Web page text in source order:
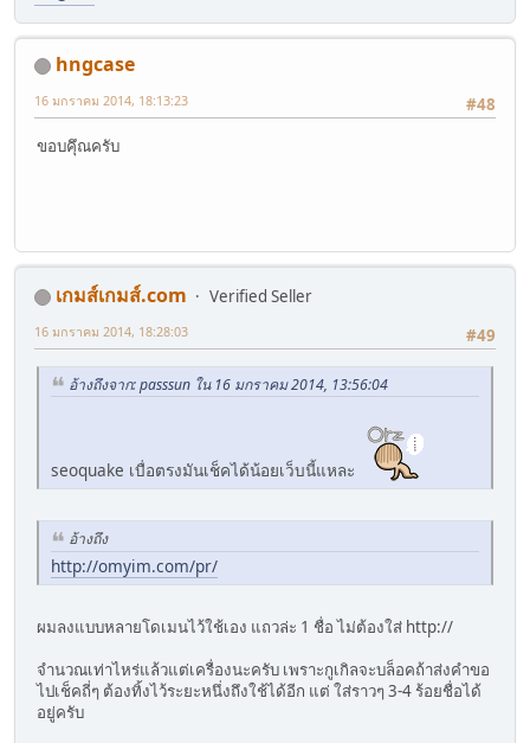
hngcase
#48
16 มกราคม 2014, 18:13:23
ขอบคุึณครับ
เกมส์เกมส์.com
Verified Seller
#49
16 มกราคม 2014, 18:28:03
อ้างถึงจาก: passsun ใน 16 มกราคม 2014, 13:56:04
seoquake เบื่อตรงมันเช็คได้น้อยเว็บนี้แหละ
อ้างถึง
http://omyim.com/pr/
ผมลงแบบหลายโดเมนไว้ใช้เอง แถวล่ะ 1 ชื่อ ไม่ต้องใส่ http://
จำนวณเท่าไหร่แล้วแต่เครื่องนะครับ เพราะกูเกิลจะบล็อคถ้าส่งคำขอ
ไปเช็คถี่ๆ ต้องทิ้งไว้ระยะหนึ่งถึงใช้ได้อีก แต่ ใส่ราวๆ 3-4 ร้อยชื่อได้
อยู่ครับ